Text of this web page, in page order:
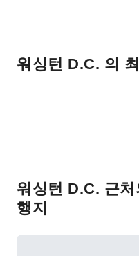
워싱턴 D.C. 의
워싱턴 D.C. 근처
행지